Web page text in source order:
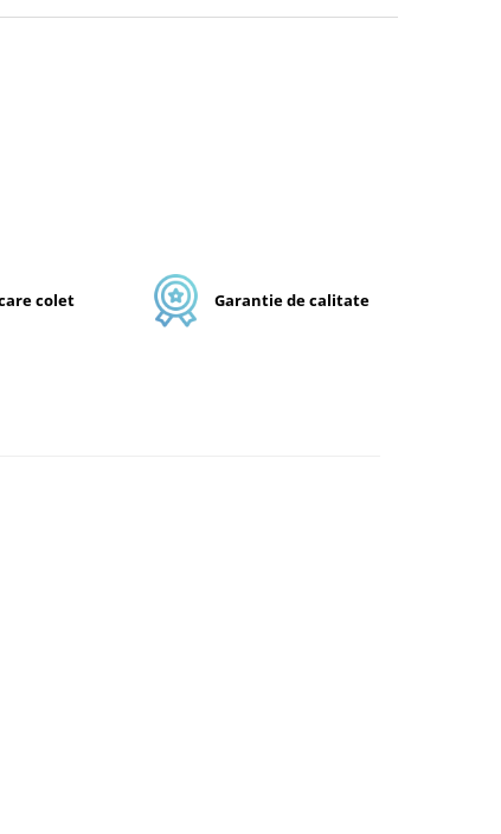
colet Garantie de calitate